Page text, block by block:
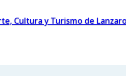
Cultura y Turismo de